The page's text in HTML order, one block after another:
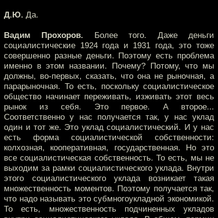
Д.Ю. Да.
Вадим Прохоров. Более того. Даже деньги
социалистические 1924 года и 1931 года, это тоже
совершенно разные деньги. Поэтому есть проблема
именно в этом названии. Почему? Потому, что мы
должны, во-первых, сказать, что она не рыночная, а
парарыночная. То есть, поскольку социалистическое
общество начинает переживать, изживать этот весь
рынок из себя. Это первое. А второе...
Соответственно у нас получается так, у нас уклад
один и тот же. Это уклад социалистический. И у нас
есть форма социалистической собственности:
колхозная, кооперативная, государственная. Но это
все социалистическая собственность. То есть, мы не
выходим за рамки социалистического уклада. Внутри
этого социалистического уклада возникает такая
множественность моментов. Поэтому получается так,
что надо называть это субмногоукладной экономикой.
То есть, множественность подчиненных укладов